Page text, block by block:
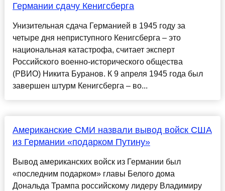
Германии сдачу Кенигсберга
Унизительная сдача Германией в 1945 году за
четыре дня неприступного Кенигсберга – это
национальная катастрофа, считает эксперт
Российского военно-исторического общества
(РВИО) Никита Буранов. К 9 апреля 1945 года был
завершен штурм Кенигсберга – во...
Американские СМИ назвали вывод войск США
из Германии «подарком Путину»
Вывод американских войск из Германии был
«последним подарком» главы Белого дома
Дональда Трампа российскому лидеру Владимиру